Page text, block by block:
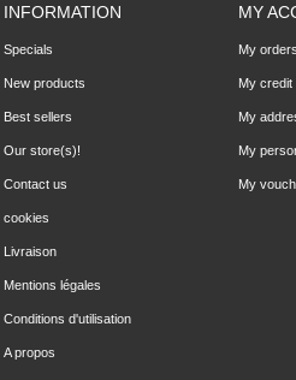
INFORMATION
Specials
New products
Best sellers
Our store(s)!
Contact us
cookies
Livraison
Mentions légales
Conditions d'utilisation
A propos
MY
My
My credit
My
My
My